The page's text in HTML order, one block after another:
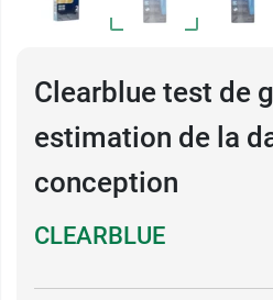
Clearblue test de
estimation de la
conception
CLEARBLUE